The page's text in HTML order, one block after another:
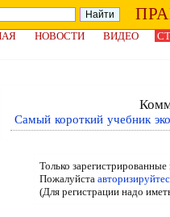
НОВОСТИ ВИДЕО
Самый короткий учебник
Только
Пожалуйста
(Для регистрации надо